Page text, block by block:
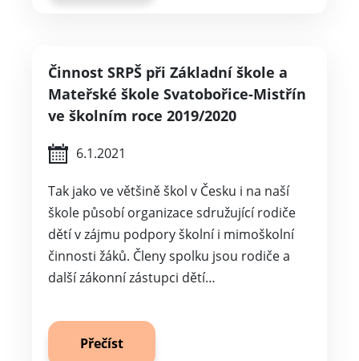
Činnost SRPŠ při Základní škole a
Mateřské škole Svatobořice-Mistřín
ve školním roce 2019/2020
6.1.2021
Tak jako ve většině škol v Česku i na naší
škole působí organizace sdružující rodiče
dětí v zájmu podpory školní i mimoškolní
činnosti žáků. Členy spolku jsou rodiče a
další zákonní zástupci dětí…
Přečíst